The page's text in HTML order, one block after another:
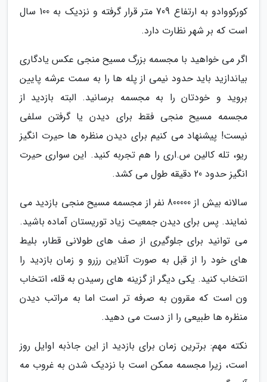
کورکووادو به ارتفاع 709 متر قرار گرفته و نزدیک به 100 سال
است که بر شهر نظارت دارد.
اگر می خواهید با مجسمه بزرگ مسیح منجی عکس یادگاری
بیاندازید باید حدود نیمی از پله ها را به سمت عرشه پایین
بروید و خودتان را به مجسمه برسانید. البته بازدید از
مجسمه مسیح منجی فقط برای دیدن یا گرفتن سلفی
نیست! پیشنهاد می کنیم برای دیدن منظره ها حیرت انگیز
ریو، تله کالین س.اری را هم تجربه کنید. این سواری حیرت
انگیز حدود 20 دقیقه طول می کشد.
سالانه بیش از 800000 نفر از مجسمه مسیح منجی بازدید می
نمایند. پس برای دیدن جمعیت زیاد توریستان آماده باشید.
می توانید برای جلوگیری از صف های طولانی قطار، بلیط
های خود را از قبل به صورت آنلاین رزرو و زمان بازدید را
انتخاب کنید. یکی دیگر از گزینه های رسیدن به قله، انتخاب
ون است که مقرون به صرفه تر است اما به مراتب دیدن
منظره ها طبیعی را از دست می دهید.
نکته مهم: برترین زمان برای بازدید از این جاذبه اوایل روز
است، زیرا مجسمه ممکن است با نزدیک شدن به غروب مه